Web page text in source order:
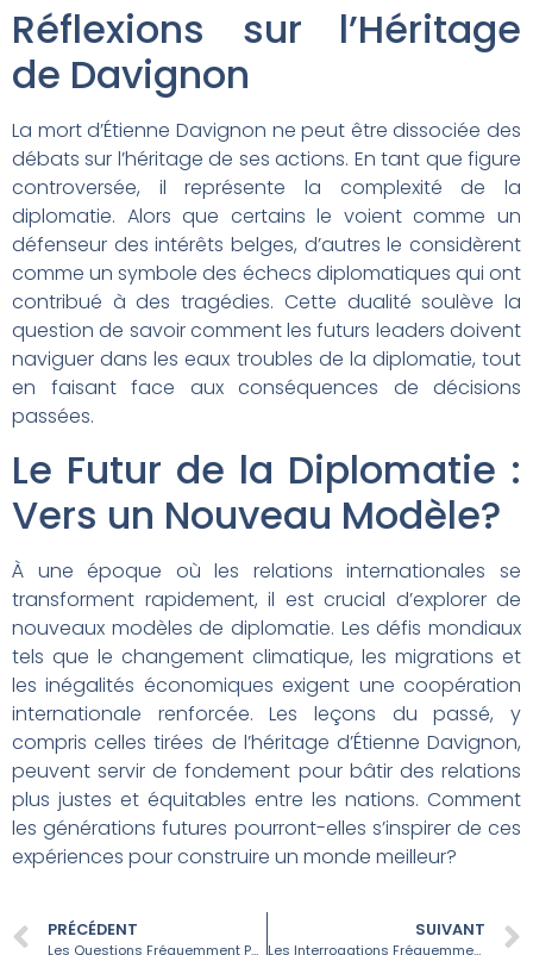
Réflexions sur l’Héritage
de Davignon
La mort d’Étienne Davignon ne peut être dissociée des
débats sur l’héritage de ses actions. En tant que figure
controversée, il représente la complexité de la
diplomatie. Alors que certains le voient comme un
défenseur des intérêts belges, d’autres le considèrent
comme un symbole des échecs diplomatiques qui ont
contribué à des tragédies. Cette dualité soulève la
question de savoir comment les futurs leaders doivent
naviguer dans les eaux troubles de la diplomatie, tout
en faisant face aux conséquences de décisions
passées.
Le Futur de la Diplomatie :
Vers un Nouveau Modèle?
À une époque où les relations internationales se
transforment rapidement, il est crucial d’explorer de
nouveaux modèles de diplomatie. Les défis mondiaux
tels que le changement climatique, les migrations et
les inégalités économiques exigent une coopération
internationale renforcée. Les leçons du passé, y
compris celles tirées de l’héritage d’Étienne Davignon,
peuvent servir de fondement pour bâtir des relations
plus justes et équitables entre les nations. Comment
les générations futures pourront-elles s’inspirer de ces
expériences pour construire un monde meilleur?
PRÉCÉDENT
Les Questions Fréquemment Posées sur l’Eurovision
SUIVANT
Les Interrogations Fréquemment Posées sur la Politique Climatique Allemande